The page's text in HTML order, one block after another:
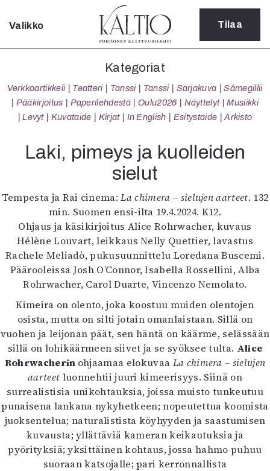
Sulje
Kategoriat
Verkkoartikkeli
Teatteri
Tanssi
Sarjakuva
Sámegillii
Pääkirjoitus
Oulu2026
Näyttelyt
Musiikki
Levyt
Kuvataide
Kirjat
In English
Esitystaide
Arkisto
Lehdet
4/2026
2–3/2026
1/2026
6/2025
5/2025 saame
5/2025
Lehtiarkisto
Valikko Tilaa
Kategoriat
Verkkoartikkeli Teatteri Tanssi Tanssi Sarjakuva
Sámegillii
Pääkirjoitus
Paperilehdestä Oulu2026 Näyttelyt
Musiikki
Levyt
Kuvataide Kirjat In English Esitystaide Arkisto
Laki, pimeys ja kuolleiden
sielut
Tempesta ja Rai cinema:La chimera – sielujen aarteet. 132
min. Suomen ensi-ilta 19.4.2024. K12.
Ohjaus ja käsikirjoitus Alice Rohrwacher, kuvaus
Hélène Louvart, leikkaus Nelly Quettier, lavastus
Rachele Meliadò, pukusuunnittelu Loredana Buscemi.
Päärooleissa Josh O’Connor, Isabella Rossellini, Alba
Rohrwacher, Carol Duarte, Vincenzo Nemolato.
Kimeira on olento, joka koostuu muiden olentojen
osista, mutta on silti jotain omanlaistaan. Sillä on
vuohen ja leijonan päät, sen häntä on käärme, selässään
sillä on lohikäärmeen siivet ja se syöksee tulta. Alice
Rohrwacherin ohjaamaa elokuvaa La chimera – sielujen
aarteet luonnehtii juuri kimeerisyys. Siinä on
surrealistisia unikohtauksia, joissa muisto tunkeutuu
punaisena lankana nykyhetkeen; nopeutettua koomista
juoksentelua; naturalistista köyhyyden ja saastumisen
kuvausta; yllättäviä kameran keikautuksia ja
pyörityksiä; yksittäinen kohtaus, jossa hahmo puhuu
suoraan katsojalle; pari kerronnallista